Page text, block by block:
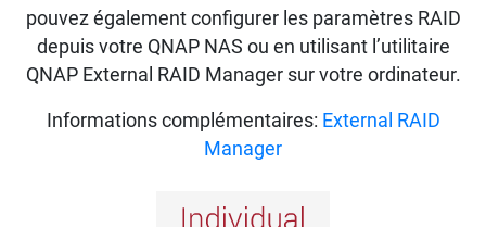
pouvez également configurer les paramètres RAID
depuis votre QNAP NAS ou en utilisant l’utilitaire
QNAP External RAID Manager sur votre ordinateur.
Informations complémentaires: External RAID
Manager